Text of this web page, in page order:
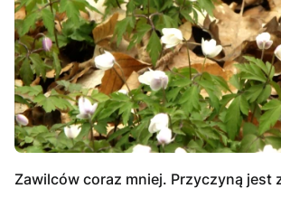
Zawilców coraz mniej. Przyczyną jest